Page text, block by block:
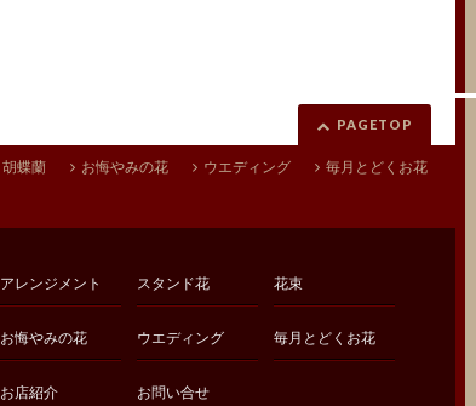
PAGETOP
胡蝶蘭 お悔やみの花 ウエディング
毎月とどくお花
アレンジメント スタンド花 花束
お悔やみの花 ウエディング 毎月とどくお花
お店紹介 お問い合せ